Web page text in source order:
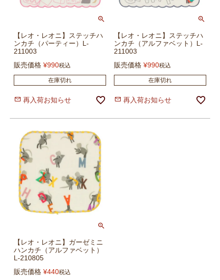
【レオ・レオニ】ステッチハ
ンカチ（パーティー）L-
211003
販売価格 ¥990税込
在庫切れ
再入荷お知らせ
【レオ・レオニ】ステッチハ
ンカチ（アルファベット）L-
211003
販売価格 ¥990税込
在庫切れ
再入荷お知らせ
【レオ・レオニ】ガーゼミニ
ハンカチ（アルファベット）
L-210805
販売価格 ¥440税込